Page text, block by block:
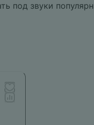
под звуки